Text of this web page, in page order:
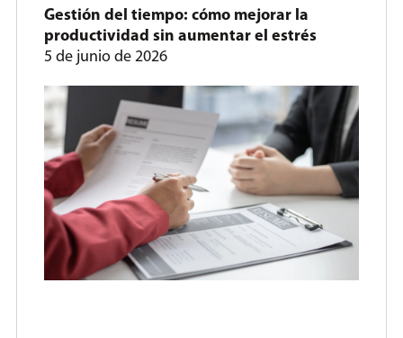
Gestión del tiempo: cómo mejorar la
productividad sin aumentar el estrés
5 de junio de 2026